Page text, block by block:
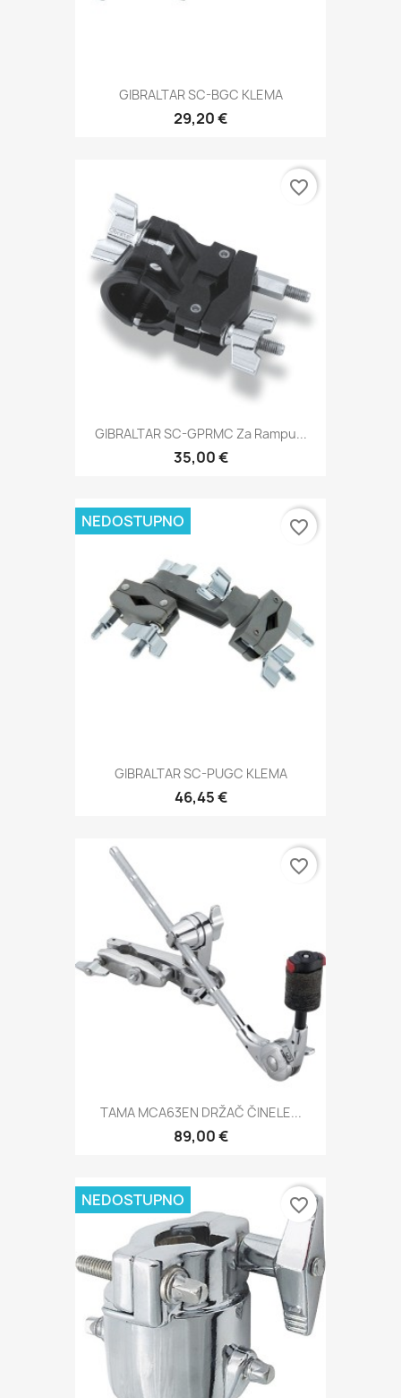
GIBRALTAR SC-BGC KLEMA
29,20 €
GIBRALTAR SC-GPRMC Za Rampu...
35,00 €
favorite_border
GIBRALTAR SC-PUGC KLEMA
46,45 €
NEDOSTUPNO favorite_border
TAMA MCA63EN DRŽAČ ČINELE...
89,00 €
favorite_border
NEDOSTUPNO favorite_border